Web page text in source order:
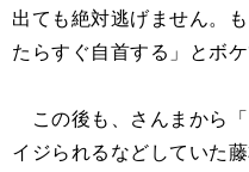
出ても絶対逃げません。
たらすぐ自首する」とボケ
この後も、さんまから
イジられるなどしていた